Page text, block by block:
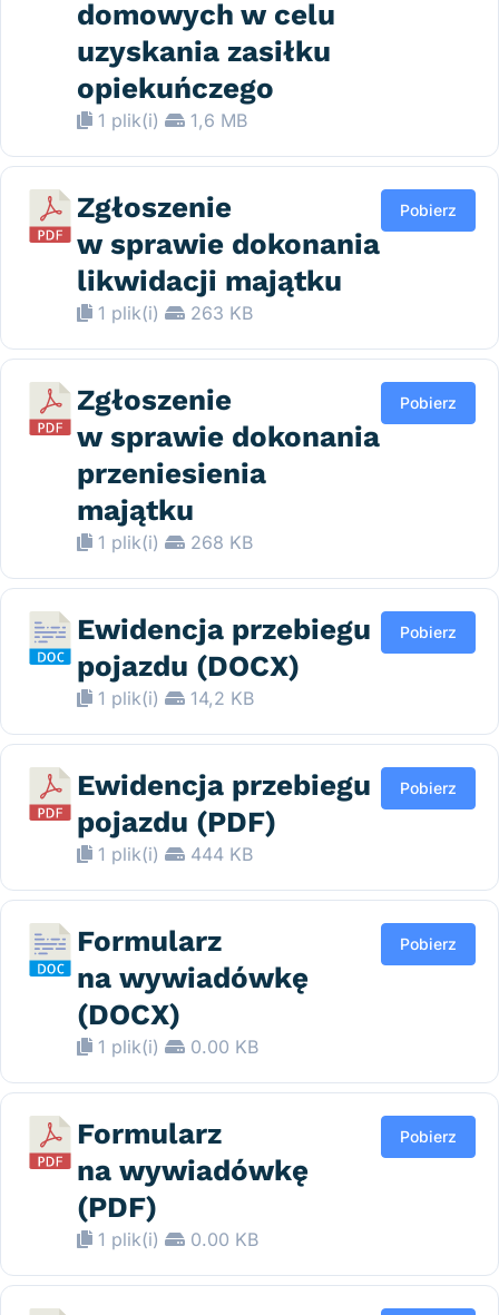
domowych w celu
uzyskania zasiłku
opiekuńczego
1 plik(i) 1,6 MB
Zgłoszenie
w sprawie dokonania
likwidacji majątku
1 plik(i) 263 KB
Pobierz
Zgłoszenie
w sprawie dokonania
przeniesienia
majątku
1 plik(i) 268 KB
Pobierz
Ewidencja przebiegu
pojazdu (DOCX)
1 plik(i) 14,2 KB
Pobierz
Ewidencja przebiegu
pojazdu (PDF)
1 plik(i) 444 KB
Pobierz
Formularz
na wywiadówkę
(DOCX)
1 plik(i) 0.00 KB
Pobierz
Formularz
na wywiadówkę
(PDF)
1 plik(i) 0.00 KB
Pobierz